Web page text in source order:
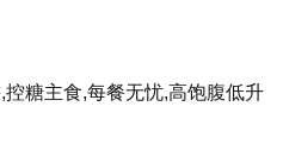
糖主食,每餐无忧,高饱腹低升